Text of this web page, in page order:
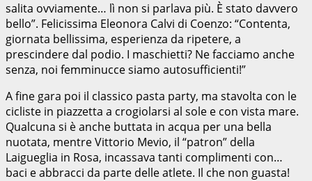
salita ovviamente… lì non si parlava più. È stato davvero
bello”. Felicissima Eleonora Calvi di Coenzo: “Contenta,
giornata bellissima, esperienza da ripetere, a
prescindere dal podio. I maschietti? Ne facciamo anche
senza, noi femminucce siamo autosufficienti!”
A fine gara poi il classico pasta party, ma stavolta con le
cicliste in piazzetta a crogiolarsi al sole e con vista mare.
Qualcuna si è anche buttata in acqua per una bella
nuotata, mentre Vittorio Mevio, il “patron” della
Laigueglia in Rosa, incassava tanti complimenti con…
baci e abbracci da parte delle atlete. Il che non guasta!